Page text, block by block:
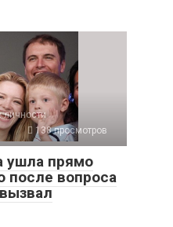
личности
138 просмотров
ушла прямо
после вопроса